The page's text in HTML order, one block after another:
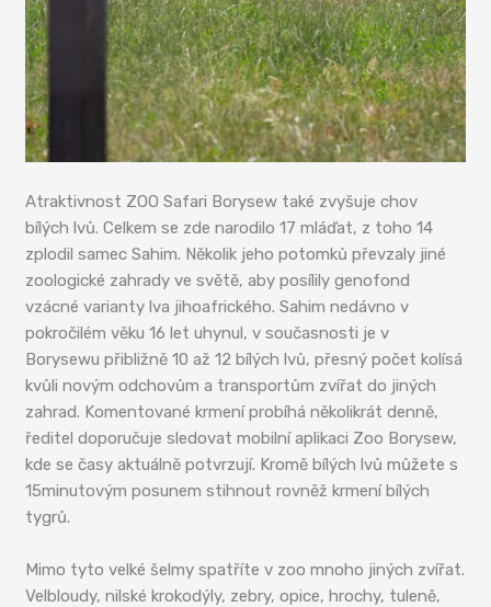
Atraktivnost ZOO Safari Borysew také zvyšuje chov
bílých lvů. Celkem se zde narodilo 17 mláďat, z toho 14
zplodil samec Sahim. Několik jeho potomků převzaly jiné
zoologické zahrady ve světě, aby posílily genofond
vzácné varianty lva jihoafrického. Sahim nedávno v
pokročilém věku 16 let uhynul, v současnosti je v
Borysewu přibližně 10 až 12 bílých lvů, přesný počet kolísá
kvůli novým odchovům a transportům zvířat do jiných
zahrad. Komentované krmení probíhá několikrát denně,
ředitel doporučuje sledovat mobilní aplikaci Zoo Borysew,
kde se časy aktuálně potvrzují. Kromě bílých lvů můžete s
15minutovým posunem stihnout rovněž krmení bílých
tygrů.
Mimo tyto velké šelmy spatříte v zoo mnoho jiných zvířat.
Velbloudy, nilské krokodýly, zebry, opice, hrochy, tuleně,